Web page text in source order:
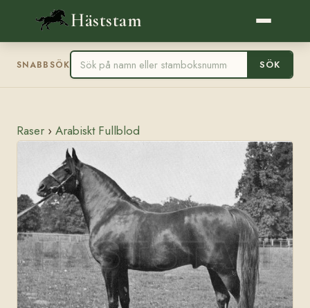
Häststam
SNABBSÖK SÖK
Raser › Arabiskt Fullblod